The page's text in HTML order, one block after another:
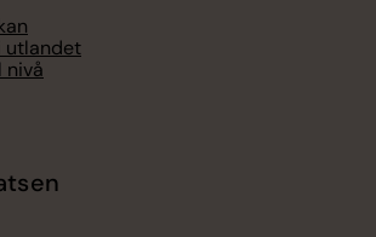
utlandet
nivå